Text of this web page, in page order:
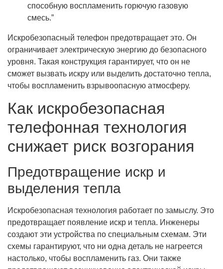
способную воспламенить горючую газовую
смесь.”
Искробезопасный телефон предотвращает это. Он
ограничивает электрическую энергию до безопасного
уровня. Такая конструкция гарантирует, что он не
сможет вызвать искру или выделить достаточно тепла,
чтобы воспламенить взрывоопасную атмосферу.
Как искробезопасная
телефонная технология
снижает риск возгорания
Предотвращение искр и
выделения тепла
Искробезопасная технология работает по замыслу. Это
предотвращает появление искр и тепла. Инженеры
создают эти устройства по специальным схемам. Эти
схемы гарантируют, что ни одна деталь не нагреется
настолько, чтобы воспламенить газ. Они также